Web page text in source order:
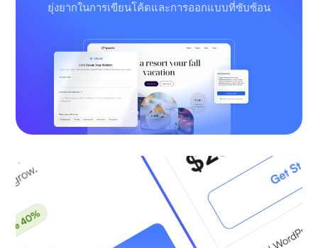
ยุ่งยากในการเขียนโค้ดและการออกแบบที่ซับซ้อน